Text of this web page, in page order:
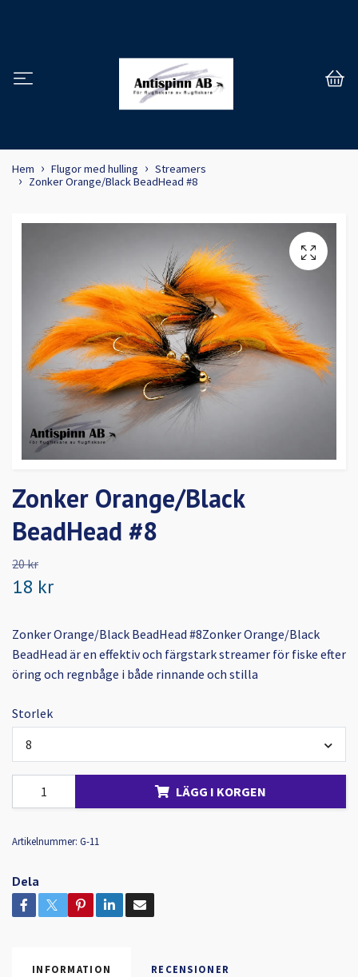
Hem Flugor med hulling
Streamers
Zonker Orange/Black BeadHead #8
Zonker Orange/Black
BeadHead #8
20 kr
18 kr
Zonker Orange/Black BeadHead #8Zonker Orange/Black
BeadHead är en effektiv och färgstark streamer för fiske efter
öring och regnbåge i både rinnande och stilla
Storlek
8
LÄGG I KORGEN
Artikelnummer: G-11
Dela
INFORMATION RECENSIONER